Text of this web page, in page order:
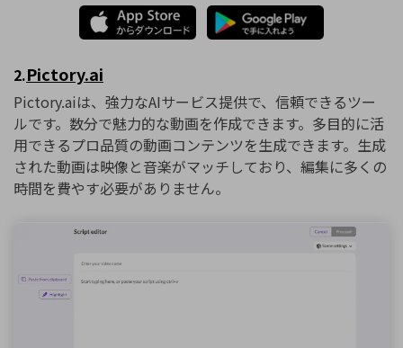
2.Pictory.ai
Pictory.aiは、強力なAIサービス提供で、信頼できるツー
ルです。数分で魅力的な動画を作成できます。多目的に活
用できるプロ品質の動画コンテンツを生成できます。生成
された動画は映像と音楽がマッチしており、編集に多くの
時間を費やす必要がありません。